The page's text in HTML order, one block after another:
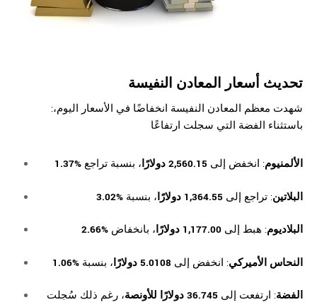
تحديث أسعار المعادن النفيسة
:شهدت معظم المعادن النفيسة انخفاضًا في الأسعار اليوم،
باستثناء الفضة التي سجلت ارتفاعًا
الألمنيوم: انخفض إلى 2,560.15 دولارًا ، بنسبة تراجع %1.37
البلاتين: تراجع إلى 1,364.55 دولارًا ، بنسبة %3.02
البلاديوم: هبط إلى 1,177.00 دولارًا ، بانخفاض %2.66
النحاس الأميركي: انخفض إلى 5.0108 دولارًا ، بنسبة %1.06
الفضة: ارتفعت إلى 36.745 دولارًا للأونصة
، رغم ذلك سُجلت